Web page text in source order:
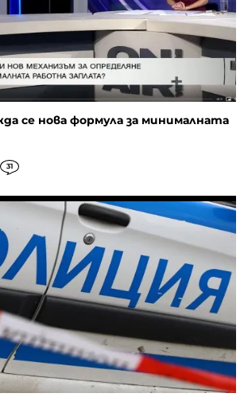
се нова формула за минималната
31